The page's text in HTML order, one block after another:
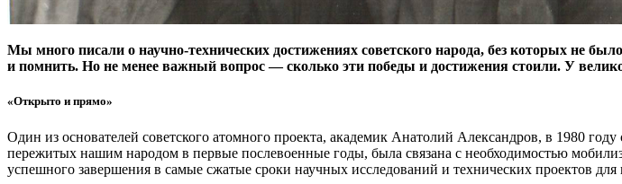
Мы много писали о научно-технических достижениях советского народа, без которых не
и помнить. Но не менее важный вопрос — ​сколько эти победы и достижения стоили. У
«Открыто и прямо»
Один из основателей советского атомного проекта, академик Анатолий Александров, в 1980
пережитых нашим народом в первые послевоенные годы, была связана с необходимостью
успешного завершения в самые сжатые сроки научных исследований и технических проектов для